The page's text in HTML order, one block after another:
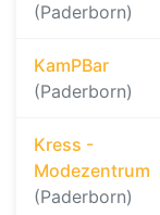
(Paderborn)
KamPBar
(Paderborn)
Kress -
Modezentrum
(Paderborn)